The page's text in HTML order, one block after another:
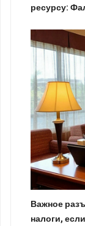
ресурсу:
Важное
налоги,